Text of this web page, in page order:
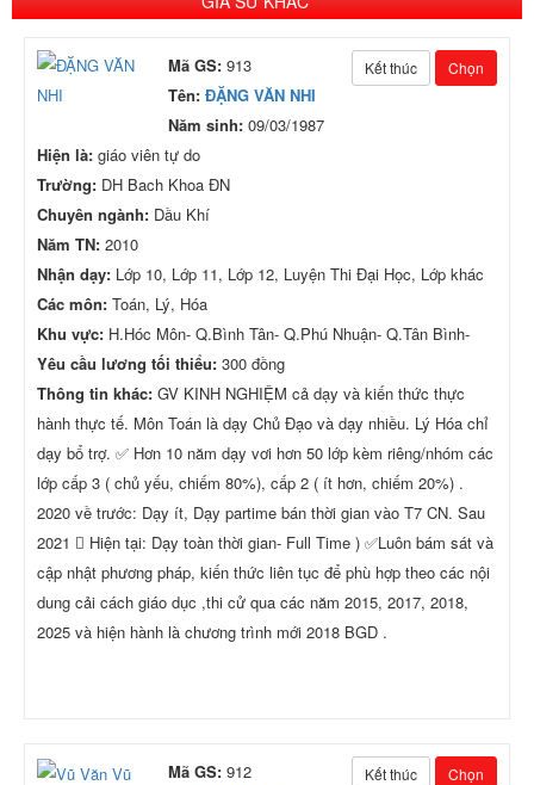
Kết thúc Chọn
Mã GS: 913
Tên: ĐẶNG VĂN NHI
Năm sinh: 09/03/1987
Hiện là: giáo viên tự do
Trường: DH Bach Khoa ĐN
Chuyên ngành: Dầu Khí
Năm TN: 2010
Nhận dạy: Lớp 10, Lớp 11, Lớp 12, Luyện Thi Đại Học, Lớp khác
Các môn: Toán, Lý, Hóa
Khu vực: H.Hóc Môn- Q.Bình Tân- Q.Phú Nhuận- Q.Tân Bình-
Yêu cầu lương tối thiểu: 300 đồng
Thông tin khác: GV KINH NGHIỆM cả dạy và kiến thức thực
hành thực tế. Môn Toán là dạy Chủ Đạo và dạy nhiều. Lý Hóa chỉ
dạy bổ trợ. ✅ Hơn 10 năm dạy vơi hơn 50 lớp kèm riêng/nhóm các
lớp cấp 3 ( chủ yếu, chiếm 80%), cấp 2 ( ít hơn, chiếm 20%) .
2020 về trước: Dạy ít, Dạy partime bán thời gian vào T7 CN. Sau
2021  Hiện tại: Dạy toàn thời gian- Full Time ) ✅Luôn bám sát và
cập nhật phương pháp, kiến thức liên tục để phù hợp theo các nội
dung cải cách giáo dục ,thi cử qua các năm 2015, 2017, 2018,
2025 và hiện hành là chương trình mới 2018 BGD .
Kết thúc Chọn
Mã GS: 912